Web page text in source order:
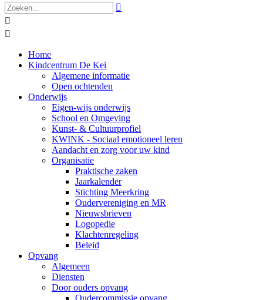



Home
Kindcentrum De Kei
Algemene informatie
Open ochtenden
Onderwijs
Eigen-wijs onderwijs
School en Omgeving
Kunst- & Cultuurprofiel
KWINK - Sociaal emotioneel leren
Aandacht en zorg voor uw kind
Organisatie
Praktische zaken
Jaarkalender
Stichting Meerkring
Oudervereniging en MR
Nieuwsbrieven
Logopedie
Klachtenregeling
Beleid
Opvang
Algemeen
Diensten
Door ouders opvang
Oudercommissie opvang